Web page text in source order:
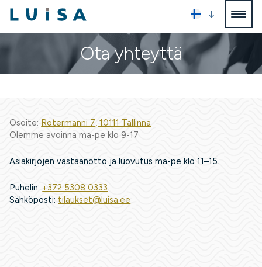
Ota yhteyttä
Osoite: Rotermanni 7, 10111 Tallinna
Olemme avoinna ma-pe klo 9-17
Asiakirjojen vastaanotto ja luovutus ma-pe klo 11–15.
Puhelin: +372 5308 0333
Sähköposti: tilaukset@luisa.ee